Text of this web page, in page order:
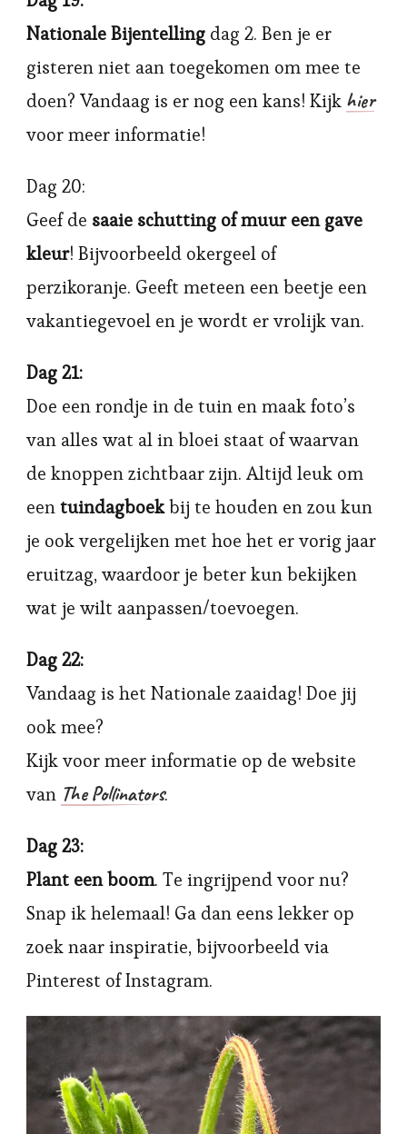
Nationale Bijentelling dag 2. Ben je er
gisteren niet aan toegekomen om mee te
doen? Vandaag is er nog een kans! Kijk hier
voor meer informatie!
Dag 20:
Geef de saaie schutting of muur een gave
kleur! Bijvoorbeeld okergeel of
perzikoranje. Geeft meteen een beetje een
vakantiegevoel en je wordt er vrolijk van.
Dag 21:
Doe een rondje in de tuin en maak foto’s
van alles wat al in bloei staat of waarvan
de knoppen zichtbaar zijn. Altijd leuk om
eentuindagboekbij te houden en zou kun
je ook vergelijken met hoe het er vorig jaar
eruitzag, waardoor je beter kun bekijken
wat je wilt aanpassen/toevoegen.
Dag 22:
Vandaag is het Nationale zaaidag! Doe jij
ook mee?
Kijk voor meer informatie op de website
van The Pollinators.
Dag 23:
Plant een boom. Te ingrijpend voor nu?
Snap ik helemaal! Ga dan eens lekker op
zoek naar inspiratie, bijvoorbeeld via
Pinterest of Instagram.